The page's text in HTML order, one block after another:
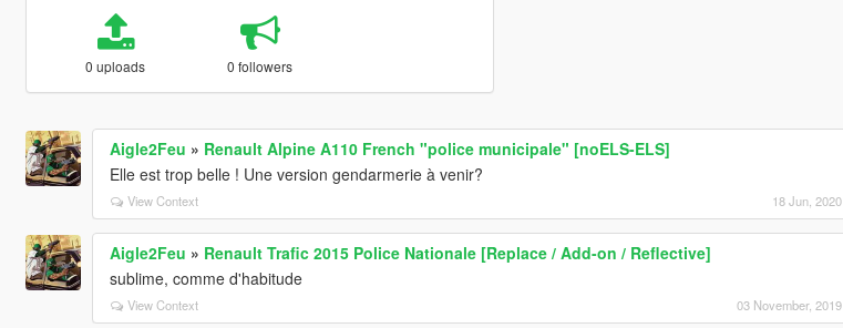
0 uploads 0 followers
Aigle2Feu » Renault Alpine A110 French "police municipale" [noELS-ELS]
Elle est trop belle ! Une version gendarmerie à venir?
View Context 18 Jun, 2020
Aigle2Feu » Renault Trafic 2015 Police Nationale [Replace / Add-on / Reflective]
sublime, comme d'habitude
View Context 03 November, 2019